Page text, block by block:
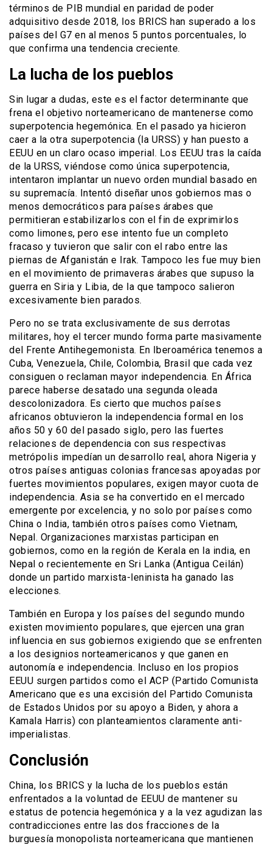
términos de PIB mundial en paridad de poder
adquisitivo desde 2018, los BRICS han superado a los
países del G7 en al menos 5 puntos porcentuales, lo
que confirma una tendencia creciente.
La lucha de los pueblos
Sin lugar a dudas, este es el factor determinante que
frena el objetivo norteamericano de mantenerse como
superpotencia hegemónica. En el pasado ya hicieron
caer a la otra superpotencia (la URSS) y han puesto a
EEUU en un claro ocaso imperial. Los EEUU tras la caída
de la URSS, viéndose como única superpotencia,
intentaron implantar un nuevo orden mundial basado en
su supremacía. Intentó diseñar unos gobiernos mas o
menos democráticos para países árabes que
permitieran estabilizarlos con el fin de exprimirlos
como limones, pero ese intento fue un completo
fracaso y tuvieron que salir con el rabo entre las
piernas de Afganistán e Irak. Tampoco les fue muy bien
en el movimiento de primaveras árabes que supuso la
guerra en Siria y Libia, de la que tampoco salieron
excesivamente bien parados.
Pero no se trata exclusivamente de sus derrotas
militares, hoy el tercer mundo forma parte masivamente
del Frente Antihegemonista. En Iberoamérica tenemos a
Cuba, Venezuela, Chile, Colombia, Brasil que cada vez
consiguen o reclaman mayor independencia. En África
parece haberse desatado una segunda oleada
descolonizadora. Es cierto que muchos países
africanos obtuvieron la independencia formal en los
años 50 y 60 del pasado siglo, pero las fuertes
relaciones de dependencia con sus respectivas
metrópolis impedían un desarrollo real, ahora Nigeria y
otros países antiguas colonias francesas apoyadas por
fuertes movimientos populares, exigen mayor cuota de
independencia. Asia se ha convertido en el mercado
emergente por excelencia, y no solo por países como
China o India, también otros países como Vietnam,
Nepal. Organizaciones marxistas participan en
gobiernos, como en la región de Kerala en la india, en
Nepal o recientemente en Sri Lanka (Antigua Ceilán)
donde un partido marxista-leninista ha ganado las
elecciones.
También en Europa y los países del segundo mundo
existen movimiento populares, que ejercen una gran
influencia en sus gobiernos exigiendo que se enfrenten
a los designios norteamericanos y que ganen en
autonomía e independencia. Incluso en los propios
EEUU surgen partidos como el ACP (Partido Comunista
Americano que es una excisión del Partido Comunista
de Estados Unidos por su apoyo a Biden, y ahora a
Kamala Harris) con planteamientos claramente anti-
imperialistas.
Conclusión
China, los BRICS y la lucha de los pueblos están
enfrentados a la voluntad de EEUU de mantener su
estatus de potencia hegemónica y a la vez agudizan las
contradicciones entre las dos fracciones de la
burguesía monopolista norteamericana que mantienen